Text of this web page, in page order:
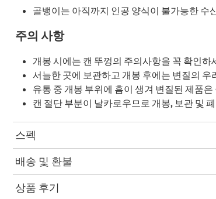
골뱅이는 아직까지 인공 양식이 불가능한
주의 사항
개봉 시에는 캔 뚜껑의 주의사항을 꼭 확인하
서늘한 곳에 보관하고 개봉 후에는 변질의
유통 중 개봉 부위에 흠이 생겨 변질된 제품
캔 절단 부분이 날카로우므로 개봉, 보관 및
스펙
배송 및 환불
상품 후기